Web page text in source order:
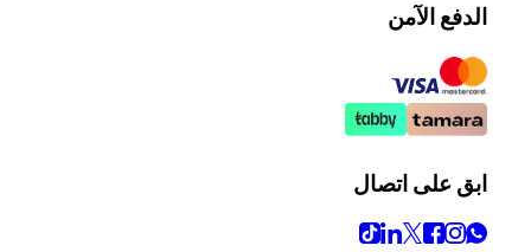
الدفع الآمن
ابق على اتصال